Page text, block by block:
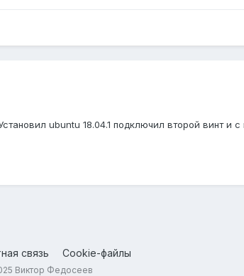
ubuntu 18.04.1 подключил второй винт и
связь Cookie-файлы
Виктор Федосеев